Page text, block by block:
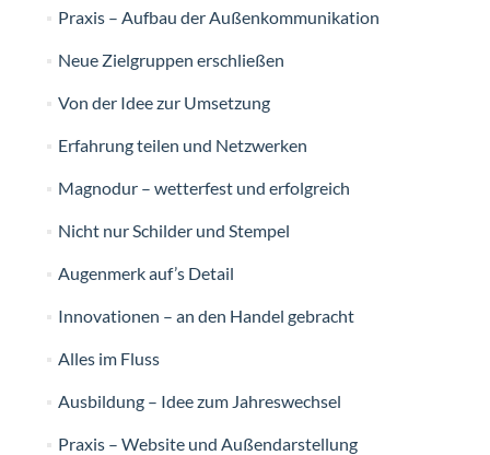
Praxis – Aufbau der Außenkommunikation
Neue Zielgruppen erschließen
Von der Idee zur Umsetzung
Erfahrung teilen und Netzwerken
Magnodur – wetterfest und erfolgreich
Nicht nur Schilder und Stempel
Augenmerk auf’s Detail
Innovationen – an den Handel gebracht
Alles im Fluss
Ausbildung – Idee zum Jahreswechsel
Praxis – Website und Außendarstellung